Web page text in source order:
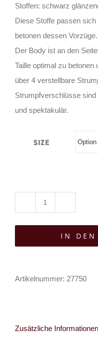
Stoffen: schwarz
Diese Stoffe passen
betonen dessen Vorzüge.
Der Body ist an den
Taille optimal zu
über 4 verstellbare
Strumpfverschlüsse
und spektakulär.
Size
Body
TrudeIN DEN
Artikelnummer: 27750
Zusätzliche Informationen